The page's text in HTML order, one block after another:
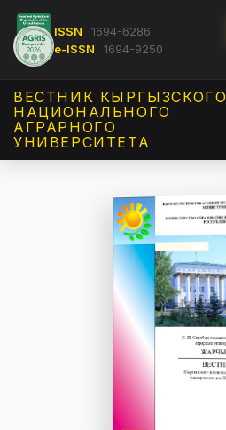
ISSN
1694-6286
e-ISSN
1694-9250
ВЕСТНИК КЫРГЫЗCКОГО
НАЦИОНАЛЬНОГО
АГРАРНОГО
УНИВЕРСИТЕТА